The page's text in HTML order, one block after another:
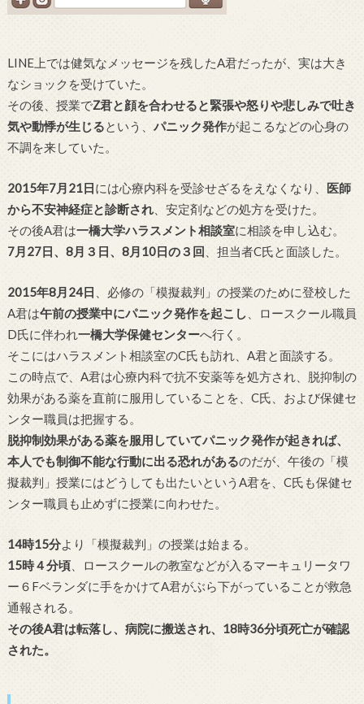
LINE上では健気なメッセージを残したA君だったが、実は大き
なショックを受けていた。
その後、授業でZ君と顔を合わせると緊張や怒りや悲しみで吐き
気や動悸が生じるという、 パニック発作が起こるなどの心身の
不調を来していた。
2015年7月21日には心療内科を受診せざるをえなくなり、 医師
から不安神経症と診断され、安定剤などの処方を受けた。
その後A君は一橋大学ハラスメント相談室に相談を申し込む。
7月27日、8月３日、8月10日の３回 、担当者C氏と面談した。
2015年8月24日
、必修の「模擬裁判」の授業のために登校した
A君は午前の授業中にパニック発作を起こし 、ロースクール職員
D氏に伴われ一橋大学保健センターへ行く。
そこにはハラスメント相談室のC氏も訪れ、A君と面談する。
この時点で、A君は心療内科で抗不安薬等を処方され、脱抑制の
効果がある薬を直前に服用していることを、C氏、および保健セ
ンター職員は把握する。
脱抑制効果がある薬を服用していてパニック発作が起きれば、
本人でも制御不能な行動に出る恐れがあるのだが、午後の「模
擬裁判」授業にはどうしても出たいというA君を、C氏も保健セ
ンター職員も止めずに授業に向わせた。
14時15分より「模擬裁判」の授業は始まる。
15時４分頃、ロースクールの教室などが入るマーキュリータワ
ー６Fベランダに手をかけてA君がぶら下がっていることが救急
通報される。
その後A君は転落し、病院に搬送され、18時36分頃死亡が確認
された。